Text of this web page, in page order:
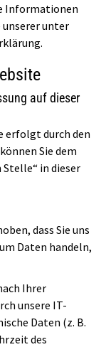
Informationen
unserer unter
auf dieser
erfolgt durch den
Sie dem
in dieser
dass Sie uns
Daten handeln,
Ihrer
unsere IT-
Daten (z. B.
des